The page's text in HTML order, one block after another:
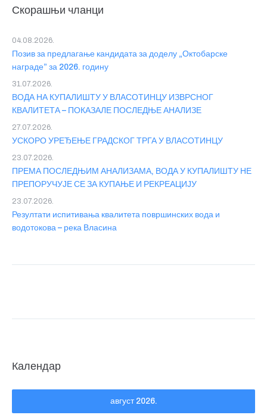
Скорашњи чланци
Позив за предлагање кандидата за доделу „Октобарске
награде” за 2026. годину
04.08.2026.
ВОДА НА КУПАЛИШТУ У ВЛАСОТИНЦУ ИЗВРСНОГ
КВАЛИТЕТА – ПОКАЗАЛЕ ПОСЛЕДЊЕ АНАЛИЗЕ
31.07.2026.
УСКОРО УРЕЂЕЊЕ ГРАДСКОГ ТРГА У ВЛАСОТИНЦУ
27.07.2026.
ПРЕМА ПОСЛЕДЊИМ АНАЛИЗАМА, ВОДА У КУПАЛИШТУ НЕ
ПРЕПОРУЧУЈЕ СЕ ЗА КУПАЊЕ И РЕКРЕАЦИЈУ
23.07.2026.
Резултати испитивања квалитета површинских вода и
водотокова – река Власина
23.07.2026.
Календар
август 2026.